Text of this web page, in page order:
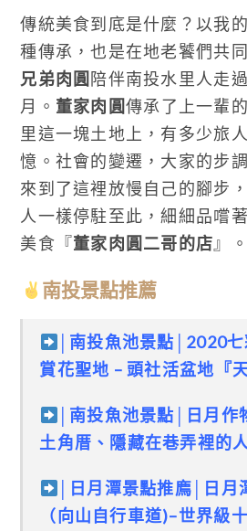
傳統美食到底是什麼？以我
種傳承，也是在地老饕們共
兄弟肉圓 陪伴南投水里人走
月。 董家肉圓傳承了上一輩
里這一塊土地上，有多少旅
憶。社會的變遷，大家的步
來到了這裡放慢自己的腳步
人一樣停駐至此，細細品嚐
美食『董家肉圓二哥的店 』。
南投景點推薦
│南投魚池景點│2020
賞花聖地 – 頭社活盆地『
│南投魚池景點│日月作
土角厝、隱藏在巷弄裡的
│日月潭景點推廌│日月
（向山自行車道)–世界級